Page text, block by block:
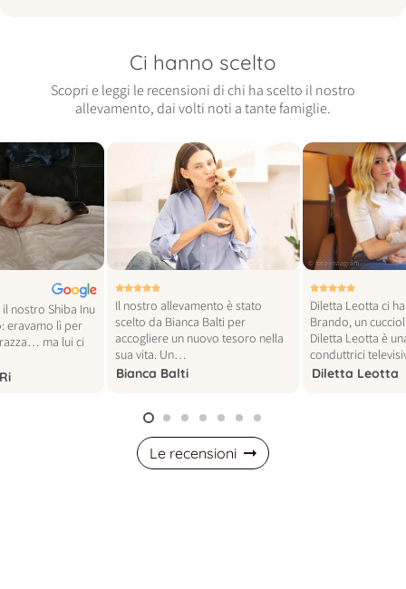
Ci hanno scelto
Scopri e leggi le recensioni di chi ha scelto il nostro
allevamento, dai volti noti a tante famiglie.
nostro Shiba Inu
eravamo lì per
ma lui ci
© foto vogue italia
Il nostro allevamento è stato
scelto da Bianca Balti per
accogliere un nuovo tesoro nella
sua vita. Un…
Bianca Balti
© foto instagram
Diletta Leotta ci
Brando, un
Diletta Leotta è
conduttrici
Diletta Leotta
Le recensioni